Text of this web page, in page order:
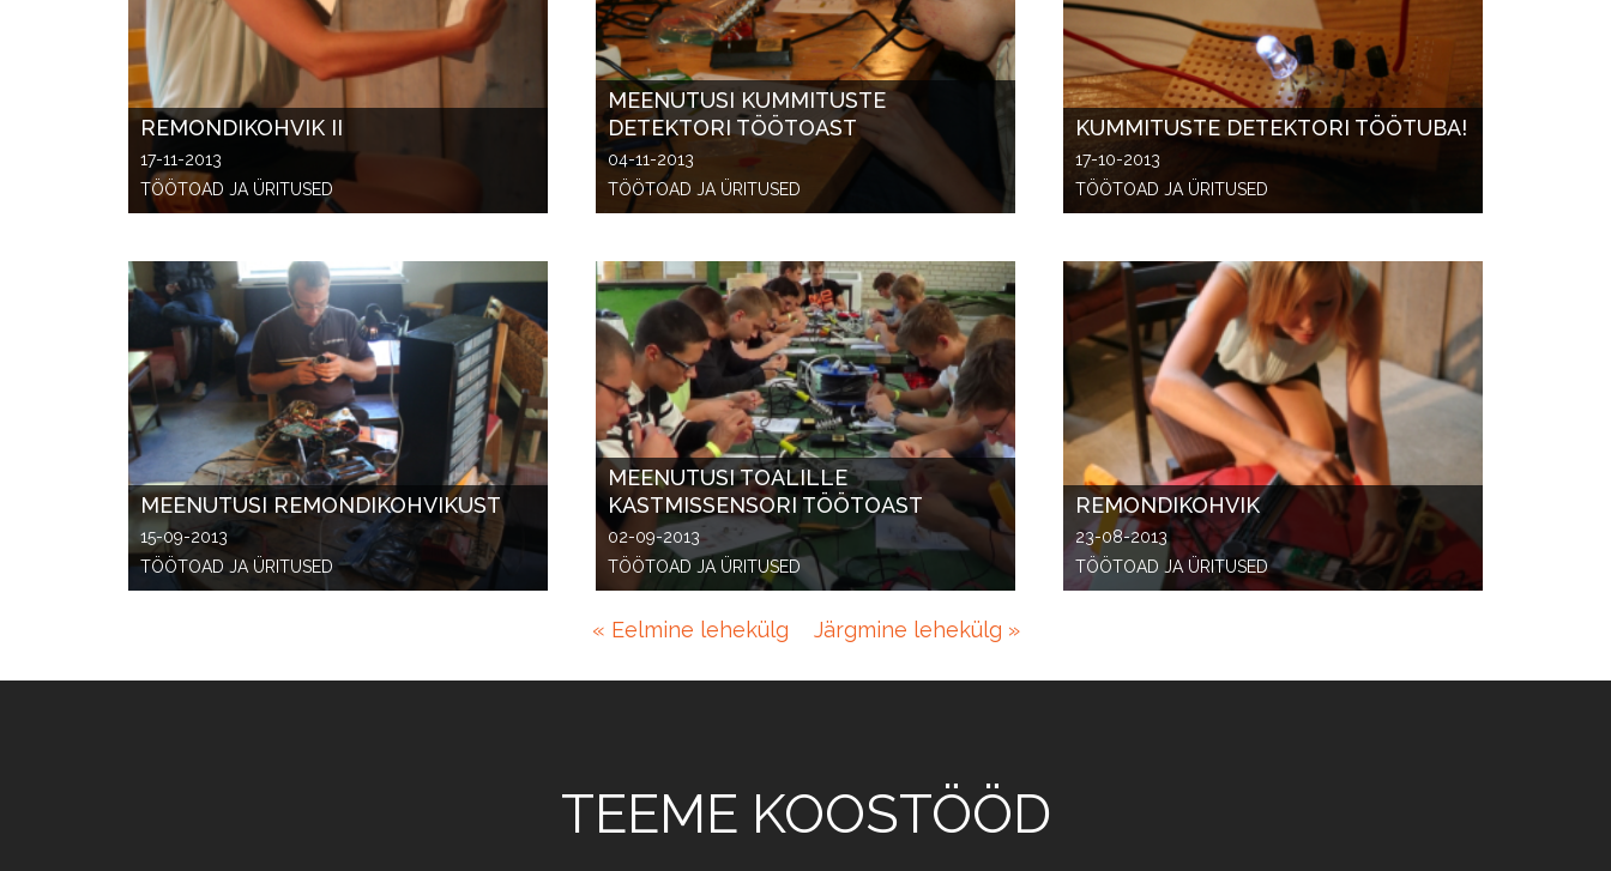
REMONDIKOHVIK II
17-11-2013
TÖÖTOAD JA ÜRITUSED
MEENUTUSI KUMMITUSTE
DETEKTORI TÖÖTOAST
04-11-2013
TÖÖTOAD JA ÜRITUSED
KUMMITUSTE DETEKTORI TÖÖTUBA!
17-10-2013
TÖÖTOAD JA ÜRITUSED
MEENUTUSI REMONDIKOHVIKUST
15-09-2013
TÖÖTOAD JA ÜRITUSED
MEENUTUSI TOALILLE
KASTMISSENSORI TÖÖTOAST
02-09-2013
TÖÖTOAD JA ÜRITUSED
REMONDIKOHVIK
23-08-2013
TÖÖTOAD JA ÜRITUSED
« Eelmine lehekülg Järgmine lehekülg »
TEEME KOOSTÖÖD